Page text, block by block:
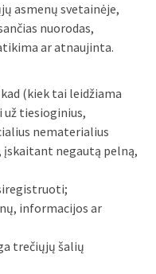
asmenų svetainėje,
nuorodas,
ar atnaujinta.
(kiek tai leidžiama
už tiesioginius,
nematerialius
negautą pelną,
informacijos ar
trečiųjų šalių